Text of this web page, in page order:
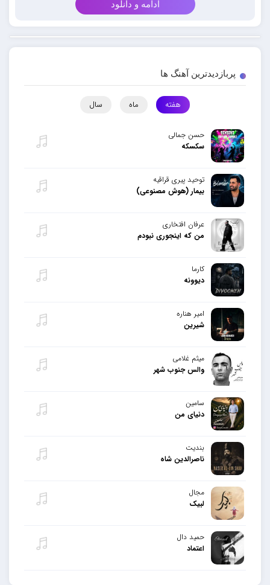
ادامه و دانلود
پربازدیدترین آهنگ ها
هفته ماه سال
حسن جمالی
سکسکه
توحید پیری قراقیه
بیمار (هوش مصنوعی)
عرفان افتخاری
من که اینجوری نبودم
کارما
دیوونه
امیر هناره
شیرین
میثم غلامی
والس جنوب شهر
سامین
دنیای من
بندیت
ناصرالدین شاه
مجال
لبیک
حمید دال
اعتماد